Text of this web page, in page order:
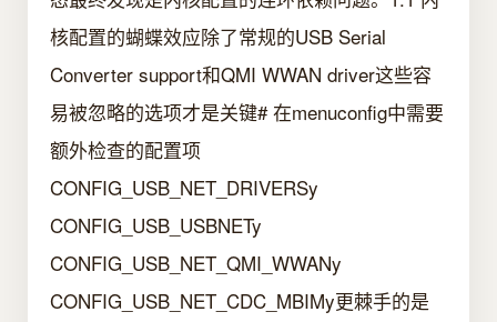
核配置的蝴蝶效应除了常规的USB Serial
Converter support和QMI WWAN driver这些容
易被忽略的选项才是关键# 在menuconfig中需要
额外检查的配置项
CONFIG_USB_NET_DRIVERSy
CONFIG_USB_USBNETy
CONFIG_USB_NET_QMI_WWANy
CONFIG_USB_NET_CDC_MBIMy更棘手的是